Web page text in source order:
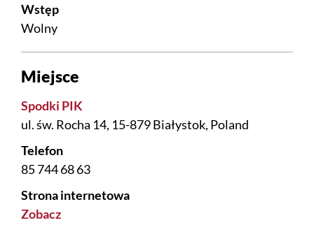
Wstęp
Wolny
Miejsce
Spodki PIK
ul. św. Rocha 14, 15-879 Białystok, Poland
Telefon
85 744 68 63
Strona internetowa
Zobacz